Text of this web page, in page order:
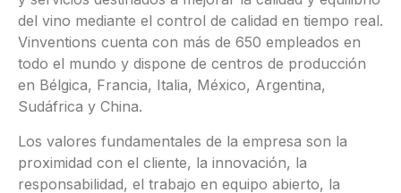
del vino mediante el control de calidad en tiempo real.
Vinventions cuenta con más de 650 empleados en
todo el mundo y dispone de centros de producción
en Bélgica, Francia, Italia, México, Argentina,
Sudáfrica y China.
Los valores fundamentales de la empresa son la
proximidad con el cliente, la innovación, la
responsabilidad, el trabajo en equipo abierto, la